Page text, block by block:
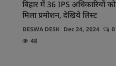
बिहार में 36 IPS अधिकारियों को
मिला प्रमोशन, देखिये लिस्ट
DESWA DESK Dec 24, 2024
0
48